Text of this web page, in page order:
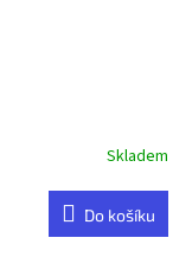
Skladem
Do košíku